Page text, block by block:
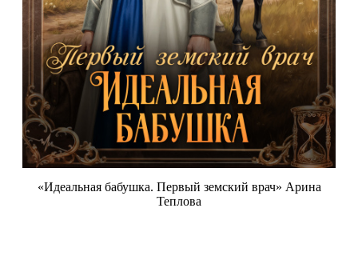
«Идеальная бабушка. Первый земский врач» Арина
Теплова